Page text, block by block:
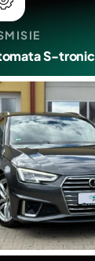
S-tronic